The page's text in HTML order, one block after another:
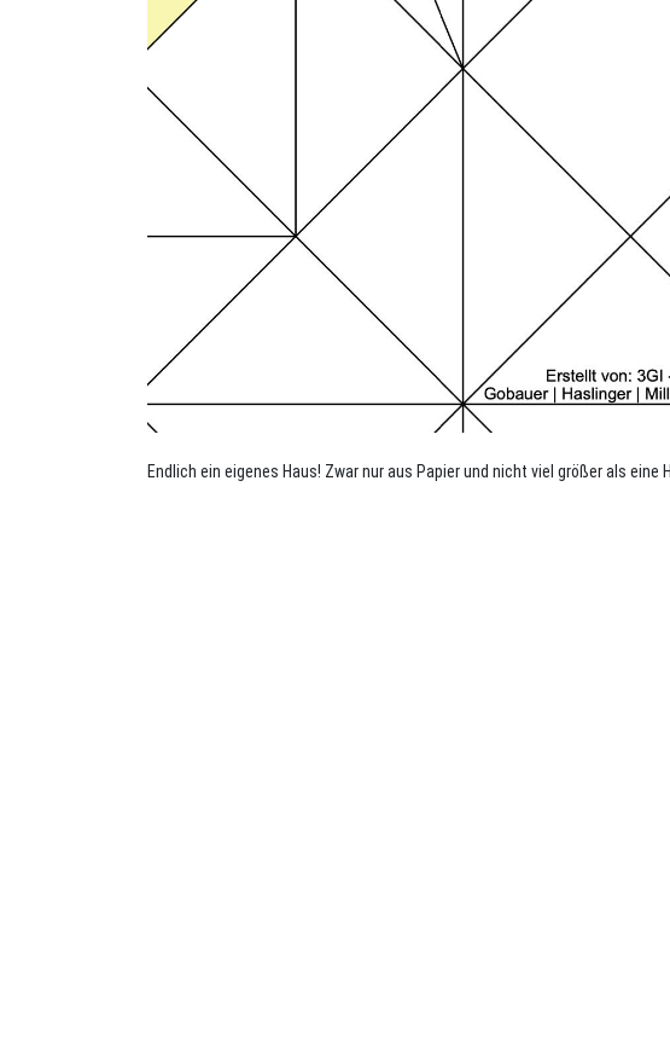
Endlich ein eigenes Haus! Zwar nur aus Papier und nicht viel größer als eine